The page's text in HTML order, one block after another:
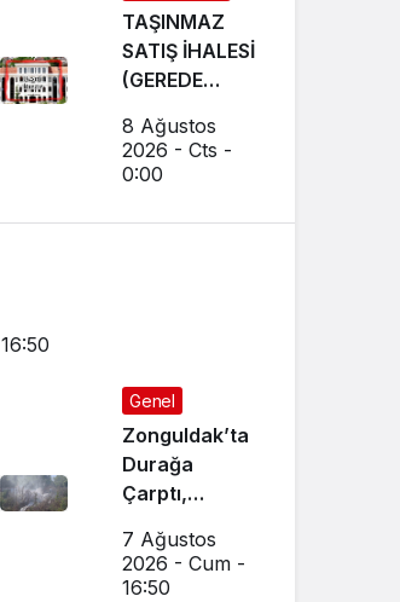
TAŞINMAZ
SATIŞ İHALESİ
(GEREDE
8 Ağustos
2026 - Cts -
0:00
16:50
Genel
Zonguldak’ta
Durağa
Çarptı,
Alev Aldı
7 Ağustos
2026 - Cum -
16:50